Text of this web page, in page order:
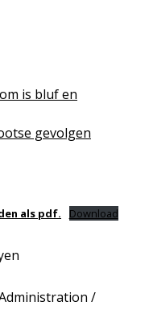
is bluf en
gevolgen
als pdf. Download
/